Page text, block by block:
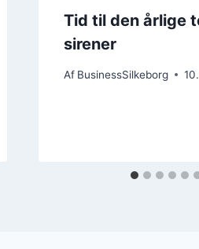
Tid til den årlige
sirener
Af BusinessSilkeborg